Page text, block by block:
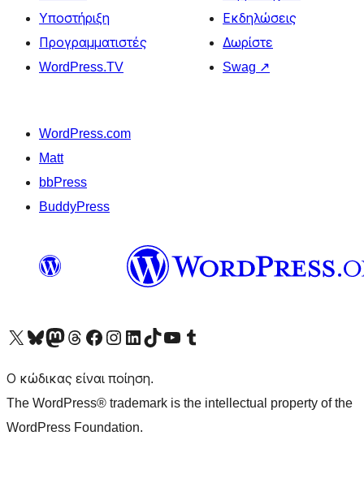
Υποστήριξη
Προγραμματιστές
WordPress.TV
Εκδηλώσεις
Δωρίστε
Swag ↗
WordPress.com
Matt
bbPress
BuddyPress
Visit our X (formerly Twitter) account
Visit our Bluesky account
Επισκεφθείτε τον λογαριασμό μας στο Mastodon
Visit our Threads account
Επισκεφτείτε τη σελίδα μας στο Facebook
Επισκεφθείτε τον λογαριασμό μας Instagram
Επισκεφθείτε τον λογαριασμό μας LinkedIn
Visit our TikTok account
Visit our YouTube channel
Visit our Tumblr account
Ο κώδικας είναι ποίηση.
The WordPress® trademark is the intellectual property of the
WordPress Foundation.